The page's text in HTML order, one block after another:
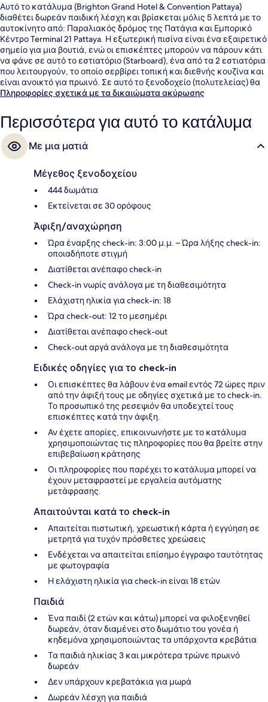
Αυτό το κατάλυμα (Brighton Grand Hotel & Convention Pattaya)
διαθέτει δωρεάν παιδική λέσχη και βρίσκεται μόλις 5 λεπτά με το
αυτοκίνητο από: Παραλιακός δρόμος της Πατάγια και Εμπορικό
Κέντρο Terminal 21 Pattaya. Η εξωτερική πισίνα είναι ένα εξαιρετικό
σημείο για μια βουτιά, ενώ οι επισκέπτες μπορούν να πάρουν κάτι
να φάνε σε αυτό το εστιατόριο (Starboard), ένα από τα 2 εστιατόρια
που λειτουργούν, το οποίο σερβίρει τοπική και διεθνής κουζίνα και
είναι ανοικτό για πρωινό. Σε αυτό το ξενοδοχείο (πολυτελείας) θα
βρείτε ακόμη 2 μπαρ/lounge, μπαρ δίπλα στην πισίνα και
Πληροφορίες σχετικά με τα δικαιώματα ακύρωσης
Περισσότερα για αυτό το κατάλυμα
Με μια ματιά
Μέγεθος ξενοδοχείου
444 δωμάτια
Εκτείνεται σε 30 ορόφους
Άφιξη/αναχώρηση
Ώρα έναρξης check-in: 3:00 μ.μ. – Ώρα λήξης check-in:
οποιαδήποτε στιγμή
Διατίθεται ανέπαφο check-in
Check-in νωρίς ανάλογα με τη διαθεσιμότητα
Ελάχιστη ηλικία για check-in: 18
Ώρα check-out: 12 το μεσημέρι
Διατίθεται ανέπαφο check-out
Check-out αργά ανάλογα με τη διαθεσιμότητα
Ειδικές οδηγίες για το check-in
Οι επισκέπτες θα λάβουν ένα email εντός 72 ώρες πριν
από την άφιξή τους με οδηγίες σχετικά με το check-in.
Το προσωπικό της ρεσεψιόν θα υποδεχτεί τους
επισκέπτες κατά την άφιξη.
Αν έχετε απορίες, επικοινωνήστε με το κατάλυμα
χρησιμοποιώντας τις πληροφορίες που θα βρείτε στην
επιβεβαίωση κράτησης
Οι πληροφορίες που παρέχει το κατάλυμα μπορεί να
έχουν μεταφραστεί με εργαλεία αυτόματης
μετάφρασης.
Απαιτούνται κατά το check-in
Απαιτείται πιστωτική, χρεωστική κάρτα ή εγγύηση σε
μετρητά για τυχόν πρόσθετες χρεώσεις
Ενδέχεται να απαιτείται επίσημο έγγραφο ταυτότητας
με φωτογραφία
Η ελάχιστη ηλικία για check-in είναι 18 ετών
Παιδιά
Ένα παιδί (2 ετών και κάτω) μπορεί να φιλοξενηθεί
δωρεάν, όταν διαμένει στο δωμάτιο του γονέα ή
κηδεμόνα χρησιμοποιώντας τα υπάρχοντα κρεβάτια
Τα παιδιά ηλικίας 3 και μικρότερα τρώνε πρωινό
δωρεάν
Δεν υπάρχουν κρεβατάκια για μωρά
Δωρεάν λέσχη για παιδιά